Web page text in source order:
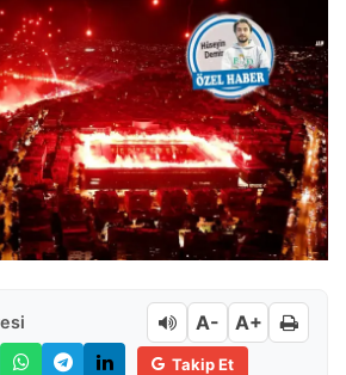
A- A+
Takip Et